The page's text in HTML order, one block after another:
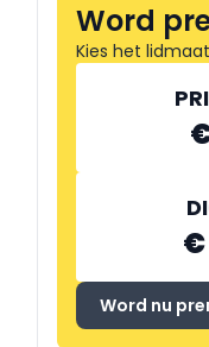
Word
Kies het
€
Word nu